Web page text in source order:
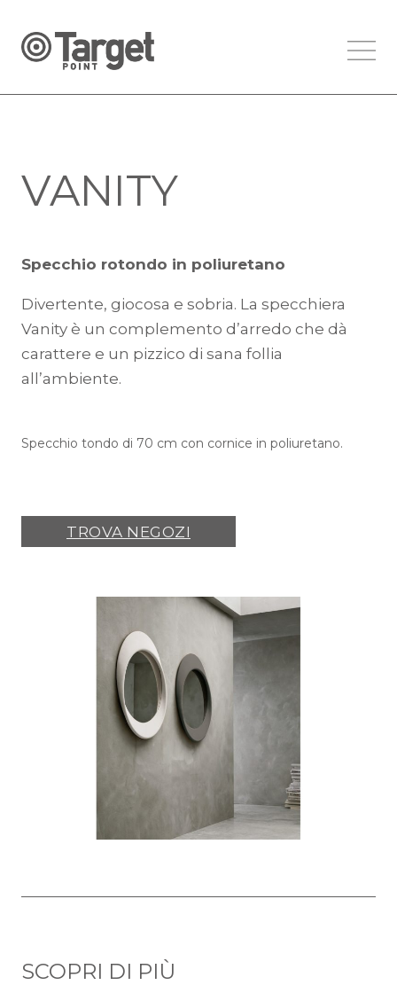
VANITY
Specchio rotondo in poliuretano
Divertente, giocosa e sobria. La specchiera
Vanity è un complemento d’arredo che dà
carattere e un pizzico di sana follia
all’ambiente.
Specchio tondo di 70 cm con cornice in poliuretano.
TROVA NEGOZI
SCOPRI DI PIÙ